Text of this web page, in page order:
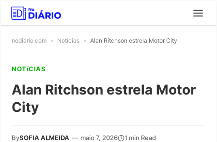
nodiario.com » Notícias » Alan Ritchson estrela Motor City
NOTíCIAS
Alan Ritchson estrela Motor
City
BySOFIA ALMEIDA — maio 7, 2026 1 min Read